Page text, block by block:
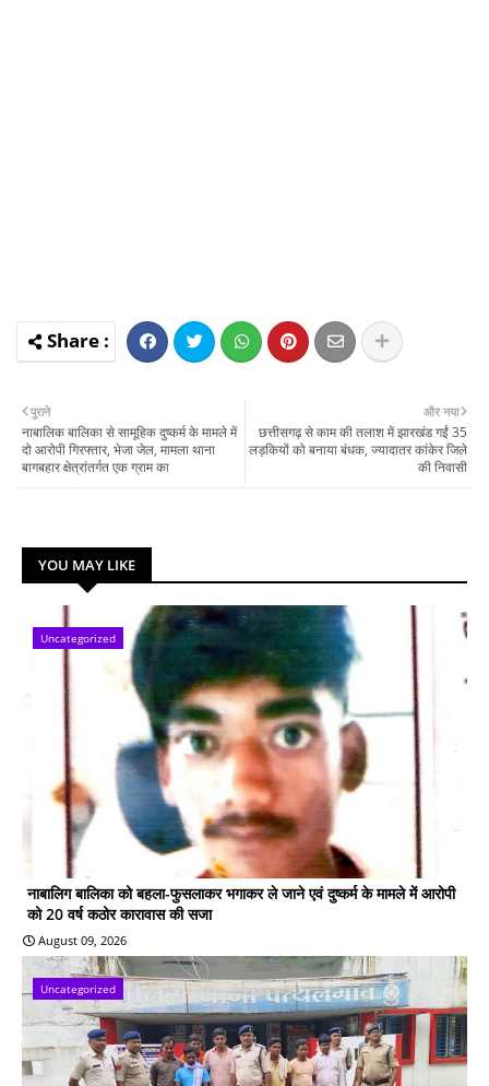
और नया
छत्तीसगढ़ से काम की तलाश में झारखंड गईं 35
लड़कियों को बनाया बंधक, ज्यादातर कांकेर जिले
की निवासी
पुराने
नाबालिक बालिका से सामूहिक दुष्कर्म के मामले में
दो आरोपी गिरफ्तार, भेजा जेल, मामला थाना
बागबहार क्षेत्रांतर्गत एक ग्राम का
YOU MAY LIKE
Uncategorized
नाबालिग बालिका को बहला-फुसलाकर भगाकर ले जाने एवं दुष्कर्म के मामले में आरोपी
को 20 वर्ष कठोर कारावास की सजा
August 09, 2026
Uncategorized